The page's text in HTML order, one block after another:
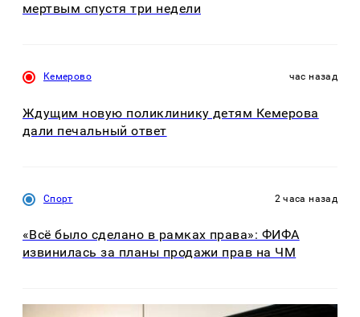
мертвым спустя три недели
Кемерово час назад
Ждущим новую поликлинику детям Кемерова
дали печальный ответ
Спорт 2 часа назад
«Всё было сделано в рамках права»: ФИФА
извинилась за планы продажи прав на ЧМ